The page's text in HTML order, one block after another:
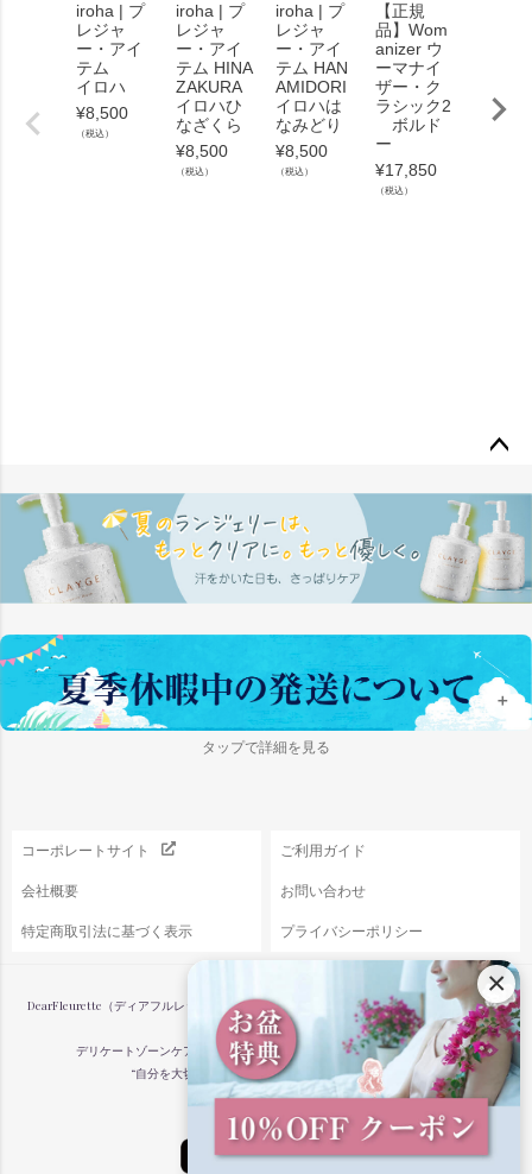
iroha | プ
レジャ
ー・アイ
テム
イロハ
¥8,500
（税込）
iroha | プ
レジャ
ー・アイ
テム HINA
ZAKURA
イロハひ
なざくら
¥8,500
（税込）
iroha | プ
レジャ
ー・アイ
テム HAN
AMIDORI
イロハは
なみどり
¥8,500
（税込）
【正規
品】Wom
anizer ウ
ーマナイ
ザー・ク
ラシック2
ボルド
ー
¥17,850
（税込）
イザー
バテ
ジト
ップ
へ
＋
タップで詳細を見る
コーポレートサイト ご利用ガイド
会社概要 お問い合わせ
特定商取引法に基づく表示 プライバシーポリシー
DearFleurette（ディアフルレット）は、女性のからだと心に寄り添うフェムケア専門店で
す。
デリケートゾーンケアや更年期ケア、プレジャーグッズなどを通して、
“自分を大切にする”毎日のケアをサポートします。
×